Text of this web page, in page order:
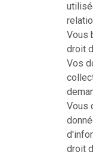
Vous
droit
Vos
Vous
droit